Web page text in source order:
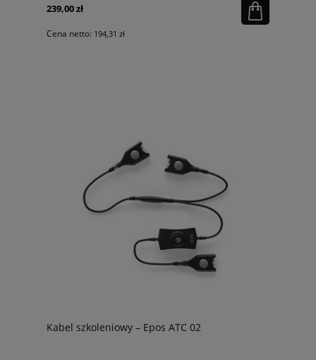
239,00 zł
Cena netto: 194,31 zł
Kabel szkoleniowy – Epos ATC 02